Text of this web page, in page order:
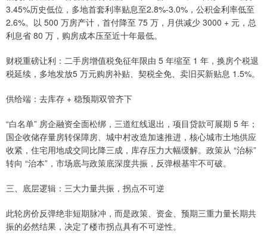
3.45%历史低位，多地首套利率贴息至2.8%-3.0%，公积金利率低至
2.6%。以 500 万房产计，首付降至 75 万，月供减少 3000 + 元，总
利息省 80 万，购房成本压至近十年最低。
财税重磅让利：二手房增值税免征年限由 5 年缩至 1 年，换房个税退
税延续，多地发放5 万元购房补贴、契税全免、卖旧买新贴息 1.5%。
供给端：去库存 + 稳预期双管齐下
“白名单” 房企融资全面松绑，三道红线退出，项目贷款可展期 5 年；
国企收储存量房转保障房、城中村改造加速推进，核心城市土地供应
收紧，住宅用地成交同比降三成，库存压力大幅缓解。政策从 “治标”
转向 “治本”，市场底与政策底深度共振，反弹根基牢不可破。
三、底层逻辑：三大力量共振，拐点不可逆
此轮房价反弹绝非短期脉冲，而是政策、资金、预期三重力量长期共
振的必然结果，决定了楼市拐点具有不可逆性。